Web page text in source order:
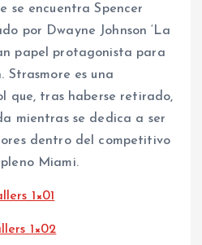
se encuentra Spencer
por Dwayne Johnson ‘La
papel protagonista para
Strasmore es una
que, tras haberse retirado,
mientras se dedica a ser
dentro del competitivo
Miami.
1×01
1×02